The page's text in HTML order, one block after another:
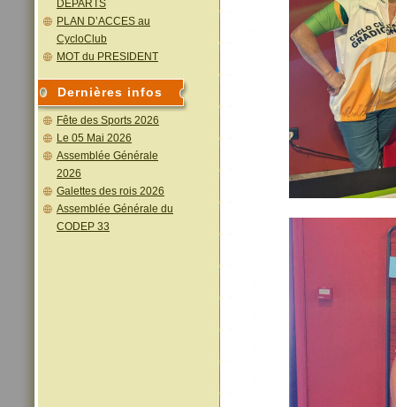
DEPARTS
PLAN D’ACCES au
CycloClub
MOT du PRESIDENT
Dernières infos
Fête des Sports 2026
Le 05 Mai 2026
Assemblée Générale
2026
Galettes des rois 2026
Assemblée Générale du
CODEP 33